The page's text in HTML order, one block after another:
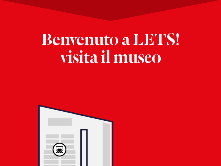
Benvenuto a LETS!
visita il museo